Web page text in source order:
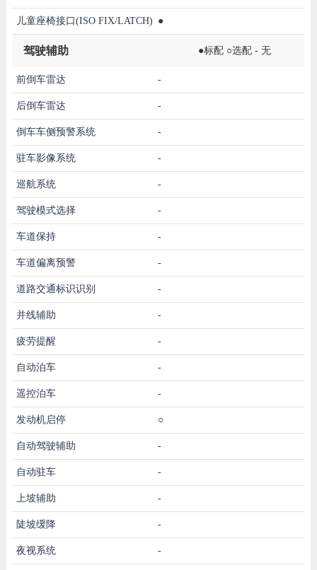
儿童座椅接口(ISO FIX/LATCH) ●
驾驶辅助 ●标配 ○选配 - 无
前倒车雷达 -
后倒车雷达 -
倒车车侧预警系统 -
驻车影像系统 -
巡航系统 -
驾驶模式选择 -
车道保持 -
车道偏离预警 -
道路交通标识识别 -
并线辅助 -
疲劳提醒 -
自动泊车 -
遥控泊车 -
发动机启停 ○
自动驾驶辅助 -
自动驻车 -
上坡辅助 -
陡坡缓降 -
夜视系统 -